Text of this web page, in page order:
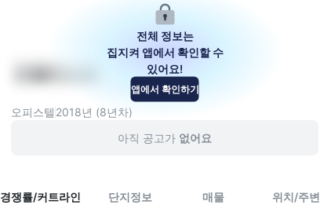
안팰리스2
경기도 부천시 소사구 양지로92번길 33
오피스텔 2018년 (8년차)
아직 공고가 없어요
경쟁률/커트라인 단지정보 매물 위치/주변
전체 정보는
집지켜 앱에서 확인할 수
있어요!
앱에서 확인하기